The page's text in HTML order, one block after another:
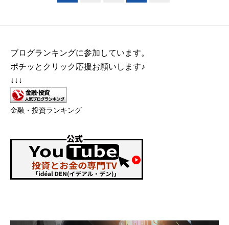
ブログランキングに参加しています。
ポチッとクリック応援お願いします♪
↓↓↓
金融・投資ランキング